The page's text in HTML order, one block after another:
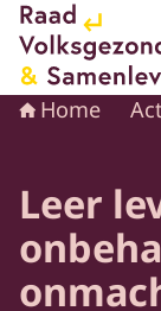
Naar de
Home
Leer